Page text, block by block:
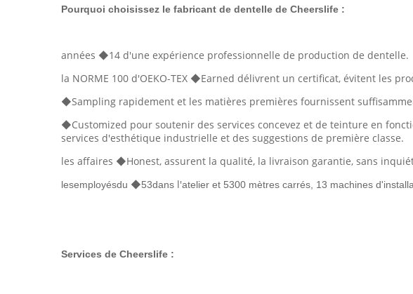
Pourquoi choisissez le fabricant de dentelle de Cheerslife :
années ◆14 d'une expérience professionnelle de production de dentelle.
la NORME 100 d'OEKO-TEX ◆Earned délivrent un certificat, évitent les
◆Sampling rapidement et les matières premières fournissent
◆Customized pour soutenir des services concevez et de teinture en
services d'esthétique industrielle et des suggestions de première classe.
les affaires ◆Honest, assurent la qualité, la livraison garantie, sans
lesemployésdu ◆53dans l'atelier et 5300 mètres carrés, 13 machines
Services de Cheerslife :